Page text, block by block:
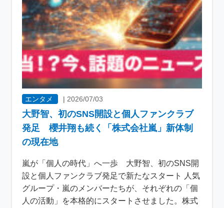
エンタメ | 2026/07/03
大野智、初のSNS開設と個人ファンクラブ
発足 櫻井翔も続く「株式会社嵐」新体制
の現在地
嵐が「個人の時代」へ一歩 大野智、初のSNS開
設と個人ファンクラブ発足で新たなスタート 人気
グループ・嵐のメンバーたちが、それぞれの「個
人の活動」を本格的にスタートさせました。株式